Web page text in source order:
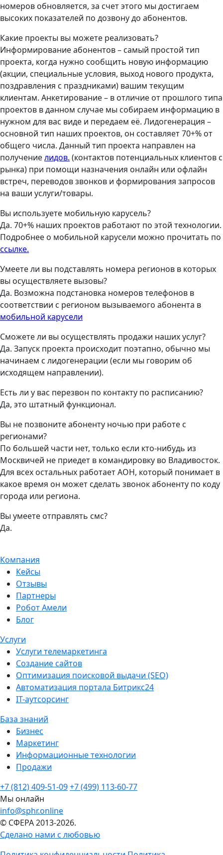
номеров обновляется, за счет этого мы достигаем
высоких показателей по дозвону до абонентов.
Какие проекты вы можете реализовать?
Информирование абонентов – самый простой тип
проекта, когда нужно сообщить новую информацию
(акции, специальные условия, выход нового продукта,
поздравления с праздниками) вашим текущим
клиентам. Анкетирование – в отличие от прошлого типа
проектов в данном случае мы собираем информацию в
нужном для вас виде и передаем её. Лидогенерация –
основной тип наших проектов, он составляет 70+% от
общего числа. Данный тип проекта направлен на
получениелидов. (контактов потенциальных клиентов с
рынка) при помощи назначения онлайн или офлайн
встреч, переводов звонков и формирования запросов
на ваши услуги/товары.
Вы используете мобильную карусель?
Да. 70+% наших проектов работают по этой технологии.
Подробнее о мобильной карусели можно прочитать по
ссылке.
Умеете ли вы подставлять номера регионов в которых
вы осуществляете вызовы?
Да. Возможна подстановка номеров телефонов в
соответствии с регионом вызываемого абонента в
мобильной карусели
Сможете ли вы осуществлять продажи наших услуг?
Да. Запуск проекта происходит поэтапно, обычно мы
начинаем с лидогенерации (если мы говорим об
исходящем направлении).
Есть ли у вас перезвон по контакту по расписанию?
Да, это штатный функционал.
Вы не позвоните абоненту ночью при работе с
регионами?
По большей части нет, только если кто-нибудь из
Москвичей не приедет в командировку во Владивосток.
Для всех остальных работает АОН, который понимает в
какое время он может сделать звонок абоненту по коду
города или региона.
Вы умеете отправлять смс?
Да.
Компания
Кейсы
Отзывы
Партнеры
Робот Амели
Блог
Услуги
Услуги телемаркетинга
Создание сайтов
Оптимизация поисковой выдачи (SEO)
Автоматизация портала Битрикс24
IT-аутсорсинг
База знаний
Бизнес
Маркетинг
Информационные технологии
Продажи
+7 (812) 409-51-09+7 (499) 113-60-77
Мы онлайн
info@sphr.online
© СФЕРА 2013-2026.
Сделано нами с любовью